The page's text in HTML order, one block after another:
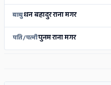
बाबुधन बहादुर राना मगर
पति/पत्नीपुनम राना मगर